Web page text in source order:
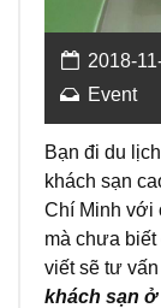
2018-
Event
Bạn đi du
khách sạn
Chí Minh với
mà chưa biết
viết sẽ tư
khách sạn ở